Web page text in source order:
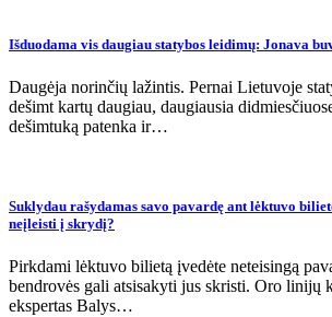
Išduodama vis daugiau statybos leidimų: Jonava
Daugėja norinčių lažintis. Pernai Lietuvoje
dešimt kartų daugiau, daugiausia
dešimtuką patenka ir…
Suklydau rašydamas savo pavardę ant lėktuvo
neįleisti į skrydį?
Pirkdami lėktuvo bilietą įvedėte neteisingą
bendrovės gali atsisakyti jus skristi. Oro linijų
ekspertas Balys…